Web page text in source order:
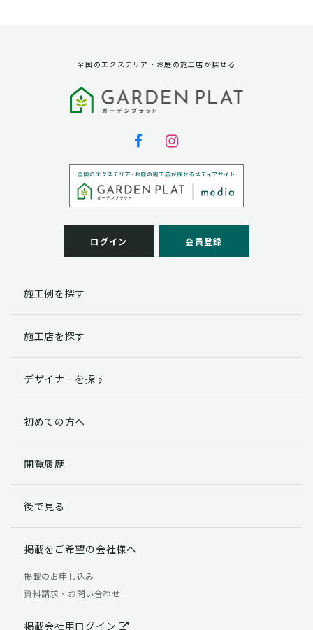
第三者への提供
弊社は法律で定められている場合を除いて、お客様の個
個人情報の取扱い業務の委託
弊社は事業運営上、お客様により良いサービスを提供す
るために業務の一部を外部に委託しており、業務委託先
客様には、貴殿の個人情報の利用目的の通知、開示、訂
理・機密保持などによりお客様の個人情報の漏洩防止に
個人情報提出の任意性
す。
らかじめご了承ください。
個人情報の開示請求について
る権利があります。
「個人情報の取り扱いについて」
【お問合せ先】 個人情報問合せ窓口
TEL：03-5411-7891（平日9:00 ～ 18:00）
全国のエクステリア・お庭の施工店が探せる
ログイン 会員登録
施工例を探す
施工店を探す
デザイナーを探す
初めての方へ
閲覧履歴
後で見る
掲載をご希望の会社様へ
掲載のお申し込み
資料請求・お問い合わせ
掲載会社用ログイン